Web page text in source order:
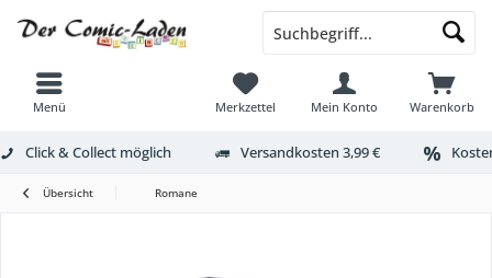
Menü Warenkorb
Merkzettel Mein Konto
Click & Collect möglich Versandkosten 3,99 €
Übersicht Romane